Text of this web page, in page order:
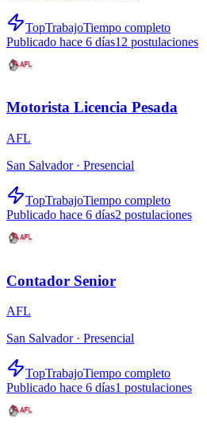
TopTrabajoTiempo completo
Publicado hace 6 días12 postulaciones
Motorista Licencia Pesada
AFL
San Salvador · Presencial
TopTrabajoTiempo completo
Publicado hace 6 días2 postulaciones
Contador Senior
AFL
San Salvador · Presencial
TopTrabajoTiempo completo
Publicado hace 6 días1 postulaciones